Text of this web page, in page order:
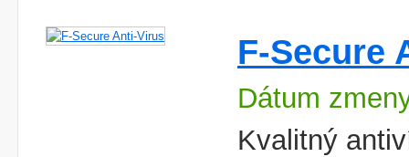
F-Secure
Dátum
Kvalitný